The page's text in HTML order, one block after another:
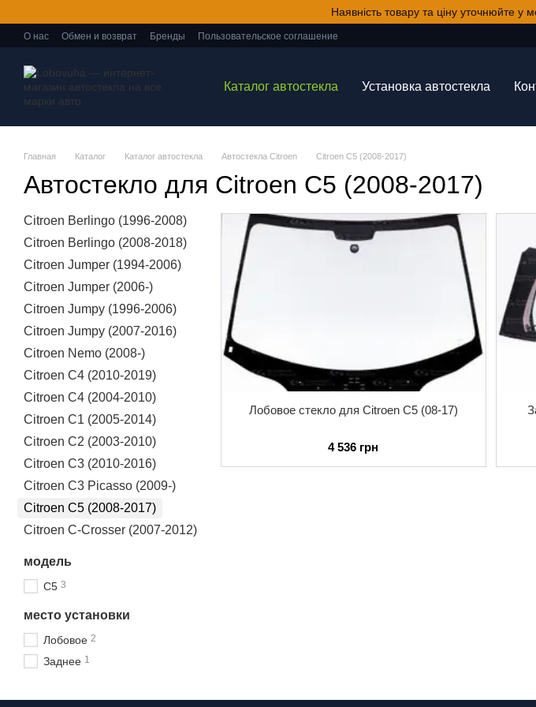
Наявність товару та ціну уточнюйте
О нас Обмен и возврат Бренды Пользовательское соглашение
Каталог автостекла Установка автостекла
Главная Каталог Каталог автостекла Автостекла Citroen Citroen C5 (2008-2017)
Автостекло для Citroen C5 (2008-2017)
Лобовое стекло для Citroen C5 (08-17)
4 536 грн
Citroen Berlingo (1996-2008)
Citroen Berlingo (2008-2018)
Citroen Jumper (1994-2006)
Citroen Jumper (2006-)
Citroen Jumpy (1996-2006)
Citroen Jumpy (2007-2016)
Citroen Nemo (2008-)
Citroen C4 (2010-2019)
Citroen C4 (2004-2010)
Citroen C1 (2005-2014)
Citroen C2 (2003-2010)
Citroen C3 (2010-2016)
Citroen C3 Picasso (2009-)
Citroen C5 (2008-2017)
Citroen C-Crosser (2007-2012)
модель
C5 3
место установки
Лобовое 2
Заднее 1